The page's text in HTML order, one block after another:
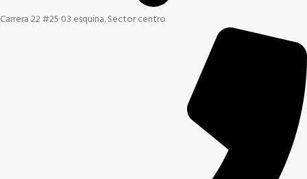
Carrera 22 #25 03 esquina. Sector centro